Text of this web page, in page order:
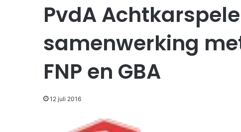
PvdA
samenwerking
FNP en GBA
12 juli 2016